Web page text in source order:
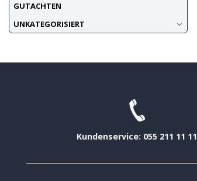
GUTACHTEN
UNKATEGORISIERT
Kundenservice: 055 211 11 11